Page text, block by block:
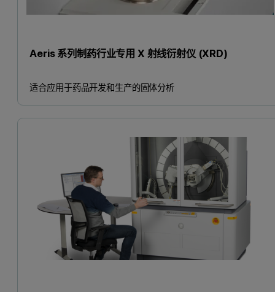
Aeris 系列制药行业专用 X 射线衍射仪 (XRD)
适合应用于药品开发和生产的固体分析